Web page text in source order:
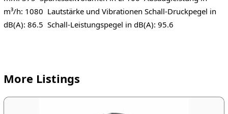
m³/h: 1080 Lautstärke und Vibrationen Schall-Druckpegel in
dB(A): 86.5 Schall-Leistungspegel in dB(A): 95.6
More Listings